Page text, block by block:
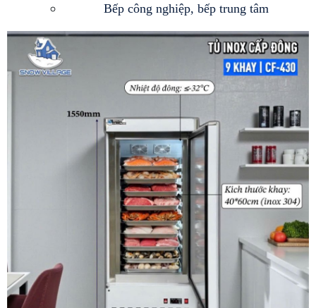
Bếp công nghiệp, bếp trung tâm